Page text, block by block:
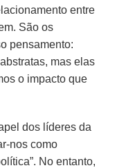
entre
São os
pensamento:
mas elas
o impacto que
dos líderes da
nos como
No entanto,